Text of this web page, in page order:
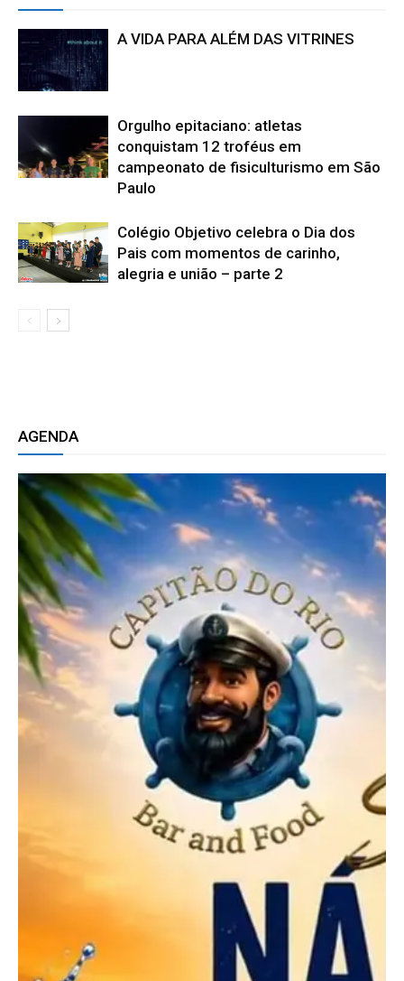
A VIDA PARA ALÉM DAS VITRINES
Orgulho epitaciano: atletas
conquistam 12 troféus em
campeonato de fisiculturismo em São
Paulo
Colégio Objetivo celebra o Dia dos
Pais com momentos de carinho,
alegria e união – parte 2
AGENDA